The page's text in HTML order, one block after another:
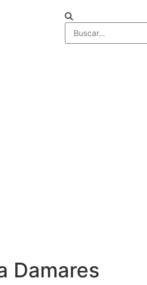
Damares